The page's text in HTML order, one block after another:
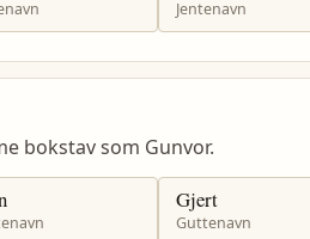
Jentenavn
bokstav som Gunvor.
Gjert
Guttenavn